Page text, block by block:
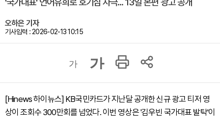
오하은 기자
기사입력 : 2026-02-13 10:15
가 가
[Hinews 하이뉴스] KB국민카드가 지난달 공개한 신규 광고 티저 영
상이 조회수 300만회를 넘었다. 이번 영상은 '김우빈 국가대표 발탁'이